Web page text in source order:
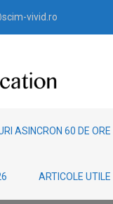
vivid.ro
ASINCRON 60 DE ORE
ARTICOLE UTILE